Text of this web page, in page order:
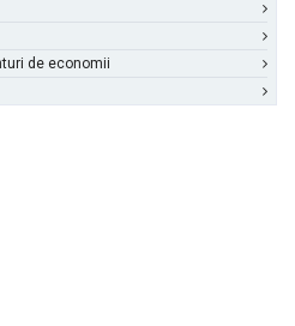
de economii